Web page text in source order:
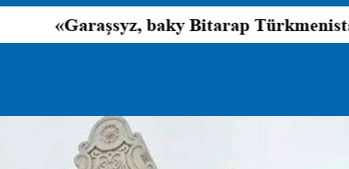
«Garaşsyz, baky Bitarap Türkmenistan —